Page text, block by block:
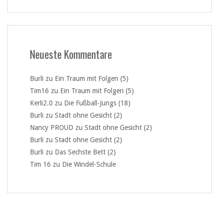
Neueste Kommentare
Burli zu Ein Traum mit Folgen (5)
Tim16 zu Ein Traum mit Folgen (5)
Kerli2.0 zu Die Fußball-Jungs (18)
Burli zu Stadt ohne Gesicht (2)
Nancy PROUD zu Stadt ohne Gesicht (2)
Burli zu Stadt ohne Gesicht (2)
Burli zu Das Sechste Bett (2)
Tim 16 zu Die Windel-Schule